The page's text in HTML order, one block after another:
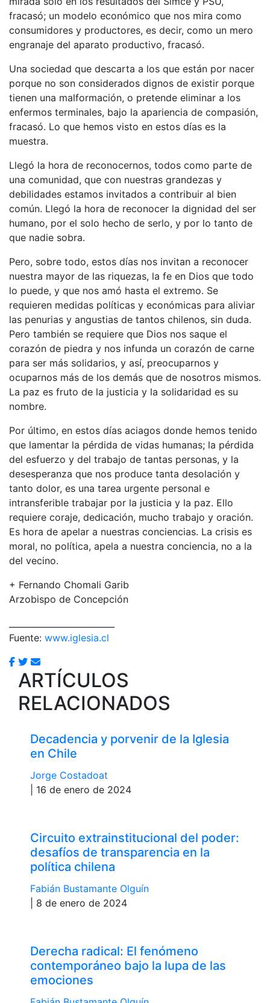
fracasó; un modelo económico que nos mira como
consumidores y productores, es decir, como un mero
engranaje del aparato productivo, fracasó.
Una sociedad que descarta a los que están por nacer
porque no son considerados dignos de existir porque
tienen una malformación, o pretende eliminar a los
enfermos terminales, bajo la apariencia de compasión,
fracasó. Lo que hemos visto en estos días es la
muestra.
Llegó la hora de reconocernos, todos como parte de
una comunidad, que con nuestras grandezas y
debilidades estamos invitados a contribuir al bien
común. Llegó la hora de reconocer la dignidad del ser
humano, por el solo hecho de serlo, y por lo tanto de
que nadie sobra.
Pero, sobre todo, estos días nos invitan a reconocer
nuestra mayor de las riquezas, la fe en Dios que todo
lo puede, y que nos amó hasta el extremo. Se
requieren medidas políticas y económicas para aliviar
las penurias y angustias de tantos chilenos, sin duda.
Pero también se requiere que Dios nos saque el
corazón de piedra y nos infunda un corazón de carne
para ser más solidarios, y así, preocuparnos y
ocuparnos más de los demás que de nosotros mismos.
La paz es fruto de la justicia y la solidaridad es su
nombre.
Por último, en estos días aciagos donde hemos tenido
que lamentar la pérdida de vidas humanas; la pérdida
del esfuerzo y del trabajo de tantas personas, y la
desesperanza que nos produce tanta desolación y
tanto dolor, es una tarea urgente personal e
intransferible trabajar por la justicia y la paz. Ello
requiere coraje, dedicación, mucho trabajo y oración.
Es hora de apelar a nuestras conciencias. La crisis es
moral, no política, apela a nuestra conciencia, no a la
del vecino.
+ Fernando Chomali Garib
Arzobispo de Concepción
Fuente: www.iglesia.cl
ARTÍCULOS
RELACIONADOS
Decadencia y porvenir de la Iglesia
en Chile
Jorge Costadoat
| 16 de enero de 2024
Circuito extrainstitucional del poder:
desafíos de transparencia en la
política chilena
Fabián Bustamante Olguín
| 8 de enero de 2024
Derecha radical: El fenómeno
contemporáneo bajo la lupa de las
emociones